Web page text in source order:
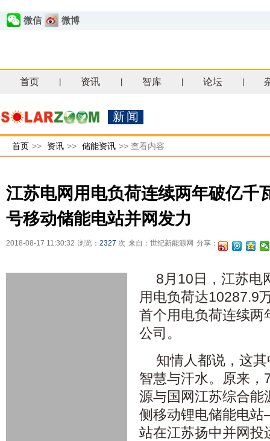
微信 微博
首页 资讯 智库 论坛
新闻
首页 >> 资讯 >> 储能资讯 >> 查看内容
江苏电网用电负荷连续两年破亿千
号移动储能电站并网发力
2018-08-17 11:30:32 浏览： 2327 次 来自：世纪新能源网 分享：
8月10日，江苏电
用电负荷达10287.9
首个用电负荷连续两
公司。
知情人都说，这
智慧与汗水。原来
源与国网江苏综合能
侧移动锂电储能电
站在江苏扬中并网投